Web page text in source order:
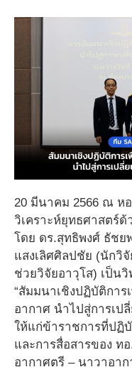
20 มีนาคม 2566 ณ ห
วิเคราะห์ยุทธศาสตร์
โดย ดร.สุทธิพงศ์ ธัช
แสงเลิศศิลปชัย (นักวิ
ช่วยวิจัยอาวุโส) เป็น
“สัมมนาเชิงปฏิบัติกา
อากาศ นำไปสู่การเป
ให้แก่ข้าราชการที่ปฏิ
และการสื่อสารของ ท
อากาศตรี – นาวาอา